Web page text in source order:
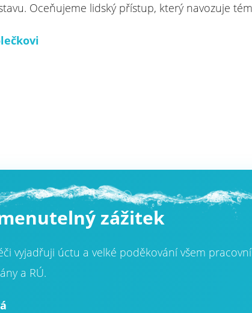
Oceňujeme lidský přístup, který navozuje
zážitek
vyjadřuji úctu a velké poděkování všem
a RÚ.